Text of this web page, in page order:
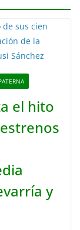
el hito
y